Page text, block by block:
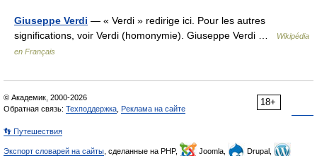
Giuseppe Verdi — « Verdi » redirige ici. Pour les autres
significations, voir Verdi (homonymie). Giuseppe Verdi …
Wikipédia
en Français
18+
© Академик, 2000-2026
Обратная связь: Техподдержка Реклама на сайте
👣 Путешествия
Экспорт словарей на сайты , сделанные на PHP, Joomla,
Drupal,